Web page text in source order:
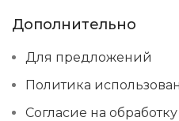
Дополнительно
Для предложений
Политика
Согласие на